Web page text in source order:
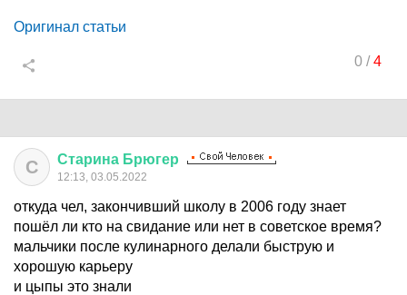
Оригинал статьи
0/4
С Старина Брюгер
12:13, 03.05.2022
откуда чел, закончивший школу в 2006 году знает
пошёл ли кто на свидание или нет в советское время?
мальчики после кулинарного делали быструю и
хорошую карьеру
и цыпы это знали